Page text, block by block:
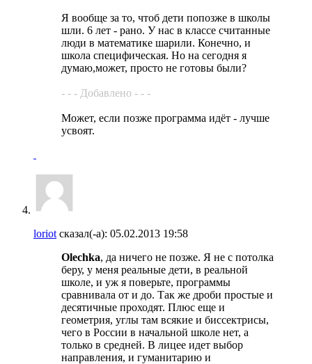
Я вообще за то, чтоб дети попозже в школы
шли. 6 лет - рано. У нас в классе считанные
люди в математике шарили. Конечно, и
школа специфическая. Но на сегодня я
думаю,может, просто не готовы были?
- - - Добавлено - - -
Может, если позже программа идёт - лучше
усвоят.
loriot сказал(-а): 05.02.2013 19:58
Olechka, да ничего не позже. Я не с потолка
беру, у меня реальные дети, в реальной
школе, и уж я поверьте, программы
сравнивала от и до. Так же дроби простые и
десятичные проходят. Плюс еще и
геометрия, углы там всякие и биссектрисы,
чего в России в начальной школе нет, а
только в средней. В лицее идет выбор
направления, и гуманитарию и